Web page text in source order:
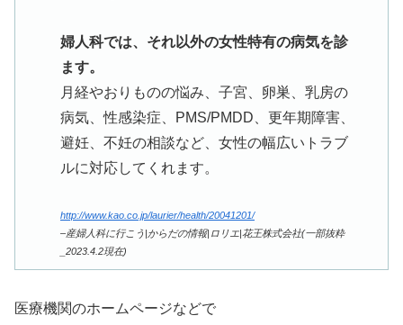
婦人科では、それ以外の女性特有の病気を診
ます。
月経やおりものの悩み、子宮、卵巣、乳房の
病気、性感染症、PMS/PMDD、更年期障害、
避妊、不妊の相談など、女性の幅広いトラブ
ルに対応してくれます。
http://www.kao.co.jp/laurier/health/20041201/
–産婦人科に行こう|からだの情報|ロリエ|花王株式会社(一部抜粋
_2023.4.2現在)
医療機関のホームページなどで